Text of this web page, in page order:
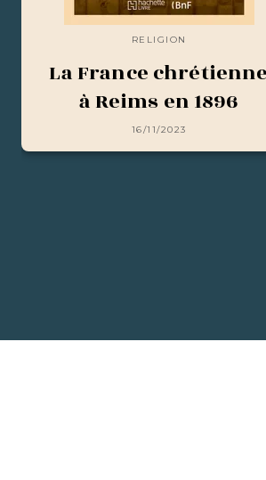
RELIGION
La France chrétienne
à Reims en 1896
16/11/2023